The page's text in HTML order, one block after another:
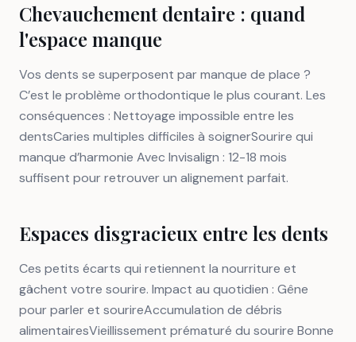
Chevauchement dentaire : quand
l'espace manque
Vos dents se superposent par manque de place ?
C’est le problème orthodontique le plus courant. Les
conséquences : Nettoyage impossible entre les
dentsCaries multiples difficiles à soignerSourire qui
manque d’harmonie Avec Invisalign : 12-18 mois
suffisent pour retrouver un alignement parfait.
Espaces disgracieux entre les dents
Ces petits écarts qui retiennent la nourriture et
gâchent votre sourire. Impact au quotidien : Gêne
pour parler et sourireAccumulation de débris
alimentairesVieillissement prématuré du sourire Bonne